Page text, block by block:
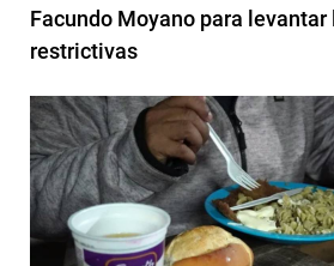
Facundo Moyano para
restrictivas